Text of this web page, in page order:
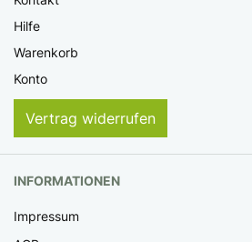
Hilfe
Warenkorb
Konto
Vertrag widerrufen
INFORMATIONEN
Impressum